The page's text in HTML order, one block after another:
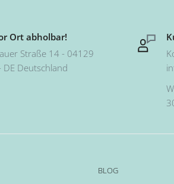
Ort abholbar!
Straße 14 - 04129
DE Deutschland
BLOG